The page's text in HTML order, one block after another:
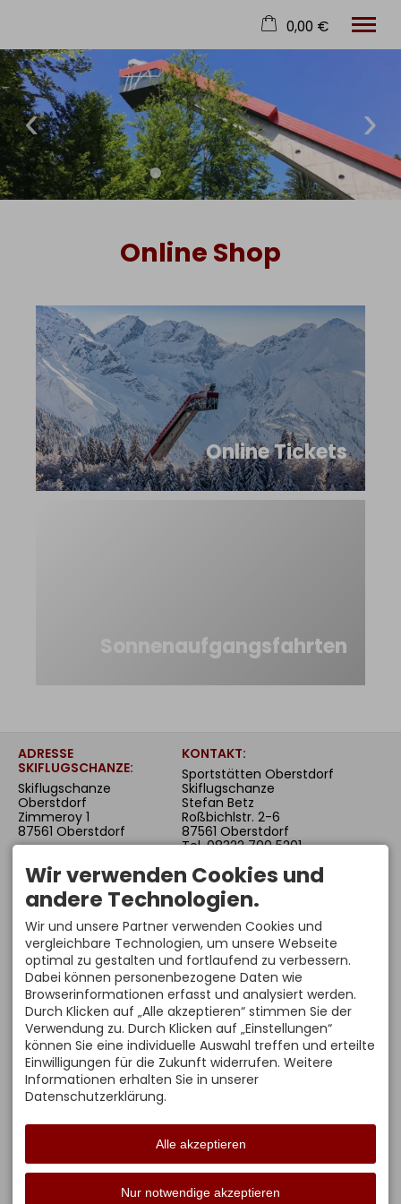
Arena
Info
Erlebnisse
Events
Geschichte
Tagung & Events
Gastronomie
0,00 €
Warenkorb ist leer
Online Shop
Online Tickets
Sonnenaufgangsfahrten
ADRESSE
SKIFLUGSCHANZE:
Skiflugschanze
Oberstdorf
Zimmeroy 1
87561 Oberstdorf
Sportstätten Newsletter
KONTAKT:
Sportstätten Oberstdorf
Skiflugschanze
Stefan Betz
Roßbichlstr. 2-6
87561 Oberstdorf
Tel. 08322 700 5201
oberstdorf.de
BARRIEREFREI?
Schrägaufzug gelangst
Du ohne Probleme von
der Tal- zur Bergstation
und umgekehrt.
Eine Fahrt auf den Turm
ist nur bedingt möglich
bzw. für Menschen mit
einer Gehbehinderung
untersagt.
Sommersaison
09:30-17:30 Uhr
Revision
Von 09.11. bis 18.12.2026
geschlossen!
Letzte Turmfahrt: 30
Minuten vor
Betriebsende!
Facebook Instagram
YouTube
Tripadvisor
Wir verwenden Cookies und
andere Technologien.
Wir und unsere Partner verwenden Cookies und
vergleichbare Technologien, um unsere Webseite
optimal zu gestalten und fortlaufend zu verbessern.
Dabei können personenbezogene Daten wie
Browserinformationen erfasst und analysiert werden.
Durch Klicken auf „Alle akzeptieren“ stimmen Sie der
Verwendung zu. Durch Klicken auf „Einstellungen“
können Sie eine individuelle Auswahl treffen und erteilte
Einwilligungen für die Zukunft widerrufen. Weitere
Informationen erhalten Sie in unserer
Datenschutzerklärung.
Alle akzeptieren
Nur notwendige akzeptieren